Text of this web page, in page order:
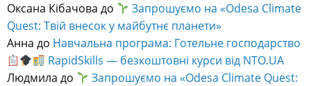
Оксана Кібачова до
Запрошуємо на «Odesa Climate
Quest: Твій внесок у майбутнє планети»
Анна до Навчальна програма: Готельне господарство
RapidSkills — безкоштовні курси від NTO.UA
Людмила до
Запрошуємо на «Odesa Climate Quest: